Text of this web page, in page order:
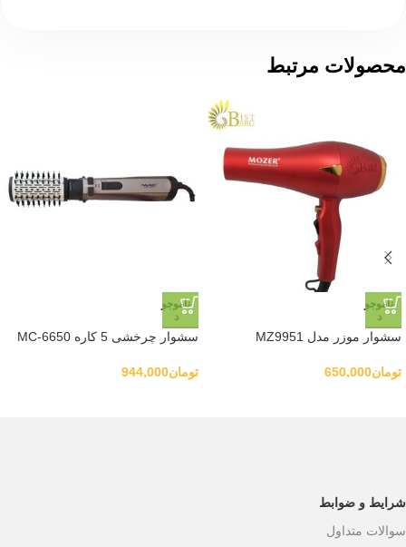
محصولات مرتبط
ناموجو
د
سشوار موزر مدل MZ9951
تومان650,000
ناموجو
د
سشوار چرخشی 5 کاره MC-6650
تومان944,000
شرایط و ضوابط
سوالات متداول